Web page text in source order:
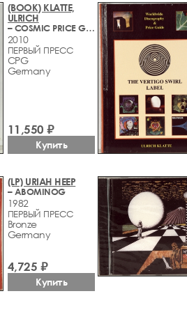
(BOOK) KLATTE,
ULRICH
– COSMIC PRICE GIUDE
2010
ПЕРВЫЙ ПРЕСС
CPG
Germany
11,550 ₽
Купить
(LP) URIAH HEEP
– ABOMINOG
1982
ПЕРВЫЙ ПРЕСС
Bronze
Germany
4,725 ₽
Купить